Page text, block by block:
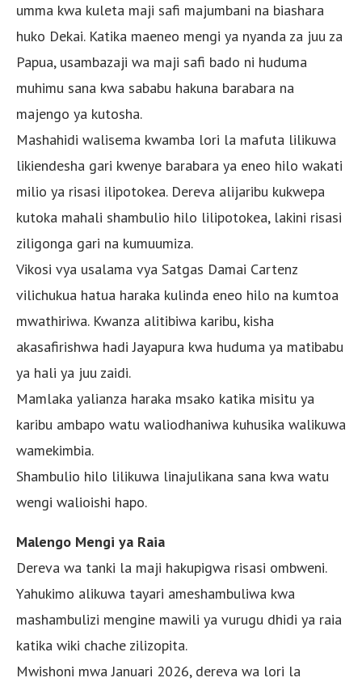
umma kwa kuleta maji safi majumbani na biashara
huko Dekai. Katika maeneo mengi ya nyanda za juu za
Papua, usambazaji wa maji safi bado ni huduma
muhimu sana kwa sababu hakuna barabara na
majengo ya kutosha.
Mashahidi walisema kwamba lori la mafuta lilikuwa
likiendesha gari kwenye barabara ya eneo hilo wakati
milio ya risasi ilipotokea. Dereva alijaribu kukwepa
kutoka mahali shambulio hilo lilipotokea, lakini risasi
ziligonga gari na kumuumiza.
Vikosi vya usalama vya Satgas Damai Cartenz
vilichukua hatua haraka kulinda eneo hilo na kumtoa
mwathiriwa. Kwanza alitibiwa karibu, kisha
akasafirishwa hadi Jayapura kwa huduma ya matibabu
ya hali ya juu zaidi.
Mamlaka yalianza haraka msako katika misitu ya
karibu ambapo watu waliodhaniwa kuhusika walikuwa
wamekimbia.
Shambulio hilo lilikuwa linajulikana sana kwa watu
wengi walioishi hapo.
Malengo Mengi ya Raia
Dereva wa tanki la maji hakupigwa risasi ombweni.
Yahukimo alikuwa tayari ameshambuliwa kwa
mashambulizi mengine mawili ya vurugu dhidi ya raia
katika wiki chache zilizopita.
Mwishoni mwa Januari 2026, dereva wa lori la